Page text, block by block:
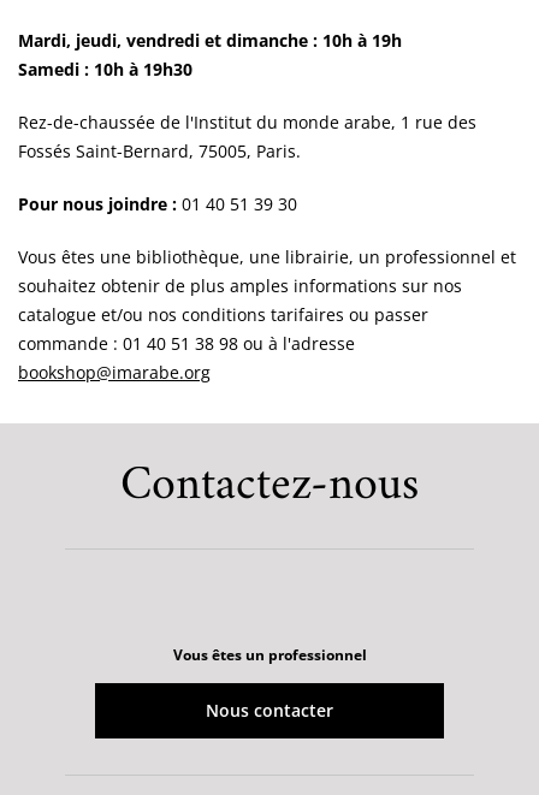
Mardi, jeudi, vendredi et dimanche : 10h à 19h
Samedi : 10h à 19h30
Rez-de-chaussée de l'Institut du monde arabe, 1 rue des
Fossés Saint-Bernard, 75005, Paris.
Pour nous joindre : 01 40 51 39 30
Vous êtes une bibliothèque, une librairie, un professionnel et
souhaitez obtenir de plus amples informations sur nos
catalogue et/ou nos conditions tarifaires ou passer
commande : 01 40 51 38 98 ou à l'adresse
bookshop@imarabe.org
Contactez-nous
Vous êtes un professionnel
Nous contacter